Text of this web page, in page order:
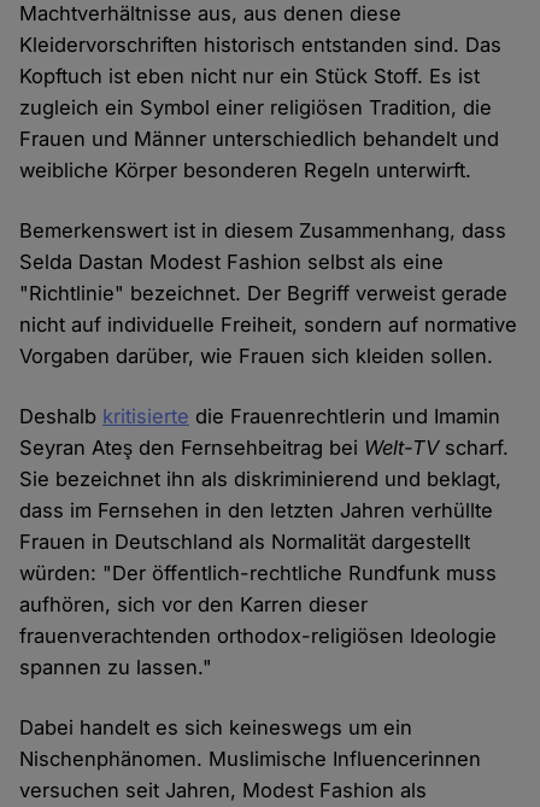
Machtverhältnisse aus, aus denen diese
Kleidervorschriften historisch entstanden sind. Das
Kopftuch ist eben nicht nur ein Stück Stoff. Es ist
zugleich ein Symbol einer religiösen Tradition, die
Frauen und Männer unterschiedlich behandelt und
weibliche Körper besonderen Regeln unterwirft.
Bemerkenswert ist in diesem Zusammenhang, dass
Selda Dastan Modest Fashion selbst als eine
"Richtlinie" bezeichnet. Der Begriff verweist gerade
nicht auf individuelle Freiheit, sondern auf normative
Vorgaben darüber, wie Frauen sich kleiden sollen.
Deshalb kritisierte die Frauenrechtlerin und Imamin
Seyran Ateş den Fernsehbeitrag bei Welt-TVscharf.
Sie bezeichnet ihn als diskriminierend und beklagt,
dass im Fernsehen in den letzten Jahren verhüllte
Frauen in Deutschland als Normalität dargestellt
würden: "Der öffentlich-rechtliche Rundfunk muss
aufhören, sich vor den Karren dieser
frauenverachtenden orthodox-religiösen Ideologie
spannen zu lassen."
Dabei handelt es sich keineswegs um ein
Nischenphänomen. Muslimische Influencerinnen
versuchen seit Jahren, Modest Fashion als